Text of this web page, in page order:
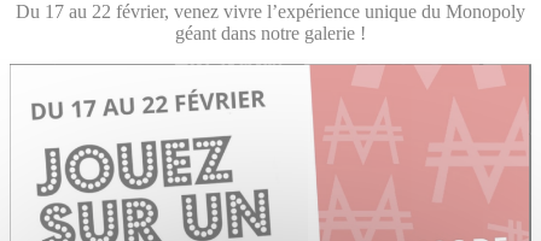
Du 17 au 22 février, venez vivre l’expérience unique du Monopoly
géant dans notre galerie !